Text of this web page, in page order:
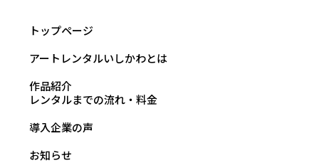
トップページ
アートレンタルいしかわとは
作品紹介
レンタルまでの流れ・料金
導入企業の声
お知らせ